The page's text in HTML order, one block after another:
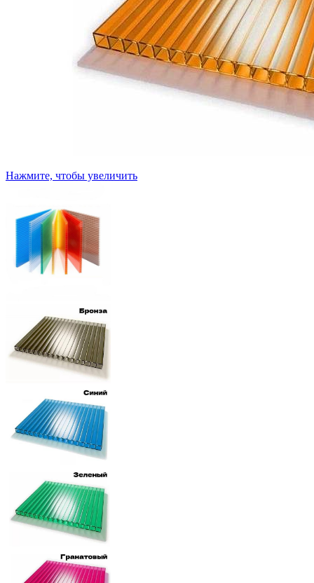
Нажмите, чтобы увеличить